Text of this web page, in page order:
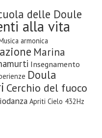
delle Doule
alla vita
armonica
Marina
Insegnamento
Doula
Cerchio del fuoco
Apriti Cielo 432Hz